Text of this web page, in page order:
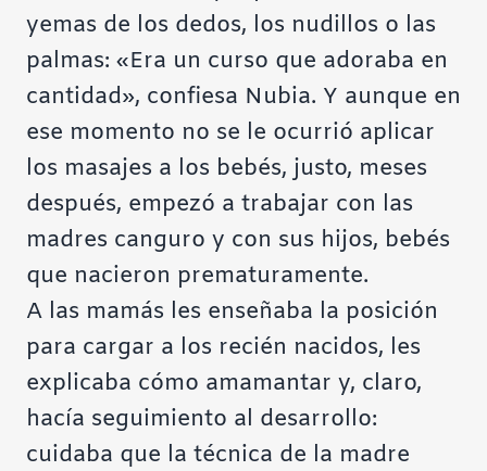
yemas de los dedos, los nudillos o las
palmas: «Era un curso que adoraba en
cantidad», confiesa Nubia. Y aunque en
ese momento no se le ocurrió aplicar
los masajes a los bebés, justo, meses
después, empezó a trabajar con las
madres canguro y con sus hijos, bebés
que nacieron prematuramente.
A las mamás les enseñaba la posición
para cargar a los recién nacidos, les
explicaba cómo amamantar y, claro,
hacía seguimiento al desarrollo:
cuidaba que la técnica de la madre